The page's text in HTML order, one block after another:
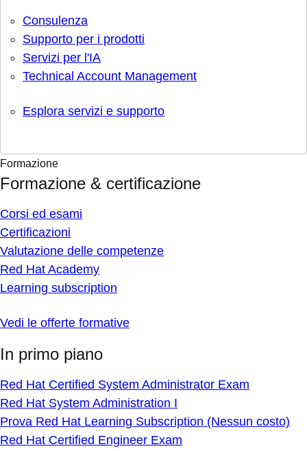
Consulenza
Supporto per i prodotti
Servizi per l'IA
Technical Account Management
Esplora servizi e supporto
Formazione
Formazione & certificazione
Corsi ed esami
Certificazioni
Valutazione delle competenze
Red Hat Academy
Learning subscription
Vedi le offerte formative
In primo piano
Red Hat Certified System Administrator Exam
Red Hat System Administration I
Prova Red Hat Learning Subscription (Nessun costo)
Red Hat Certified Engineer Exam